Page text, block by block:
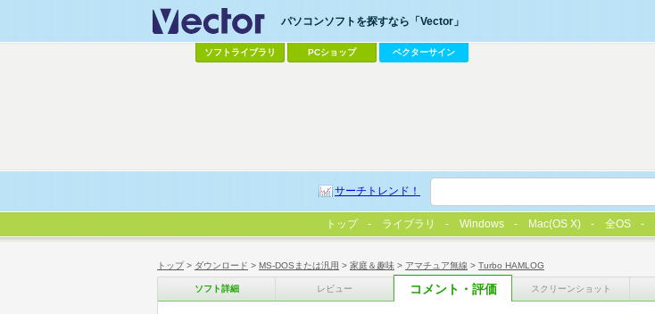
トップ> ダウンロード > MS-DOSまたは汎用 > 家庭＆趣味 > アマチュア無線 > Turbo HAMLOG
ソフト詳細 レビュー コメント・評価 スクリーンショット
パソコンソフトを探すなら「Vector」
ソフトライブラリ PCショップ ベクターサイン
サーチトレンド！
トップ ライブラリ Windows Mac(OS X) 全OS